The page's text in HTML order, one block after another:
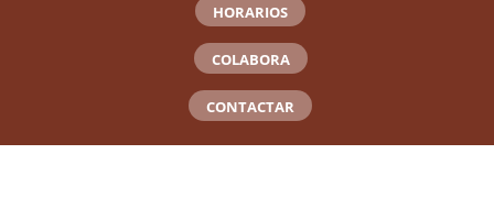
HORARIOS
COLABORA
CONTACTAR